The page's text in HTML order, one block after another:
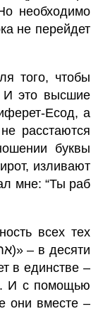
необходимо
того, чтобы
И это высшие
Есод, а
расстаются
буквы
мне: “Ты раб
всех тех
в единстве –
. И с помощью
они вместе –